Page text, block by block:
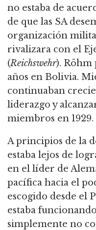
no estaba de
de que las SA
organización
rivalizara con el
(Reichswehr). Röhm
años en Bolivia.
continuaban
liderazgo y
miembros en 1929.
A principios de la
estaba lejos de
en el líder de
pacífica hacia el
escogido desde el
estaba
simplemente no